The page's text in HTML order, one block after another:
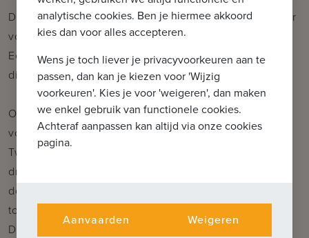
De idyllische tuin is een oase van rust, omgeven door
volwassen leibomen, beuken en diverse zithoekjes.
Een authentieke bunker voegt extra karakter toe aan
dit unieke eigendom.
Op de eerste verdieping bevinden zich vier
volwaardige slaapkamers met toegang tot terrassen.
Twee slaapkamers beschikken over een eigen
dressing. Daarnaast zijn er twee stijlvolle
doucheruimtes, waarvan één met toilet, allen
toegankelijk via de nachthal.
De ruime zolderverdieping biedt nog tal van
analytische cookies. Ben je hiermee akkoord
kies dan voor alles accepteren.
Wens je toch liever je privacyvoorkeuren aan te
passen, dan kan je kiezen voor 'Wijzig
voorkeuren'. Kies je voor 'weigeren', dan maken
we enkel gebruik van functionele cookies.
Achteraf aanpassen kan altijd via onze cookies
pagina.
Aanvaarden Weigeren